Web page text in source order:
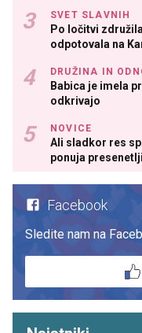
SVET SLAVNIH
Po ločitvi
odpotovala na
DRUŽINA IN
Babica je imela
odkrivajo
NOVICE
Ali sladkor res
ponuja
Facebook
Sledite nam na